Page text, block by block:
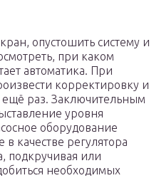
опустошить систему и
при каком
автоматика. При
корректировку и
ещё раз. Заключительным
уровня
оборудование
в качестве регулятора
подкручивая или
необходимых